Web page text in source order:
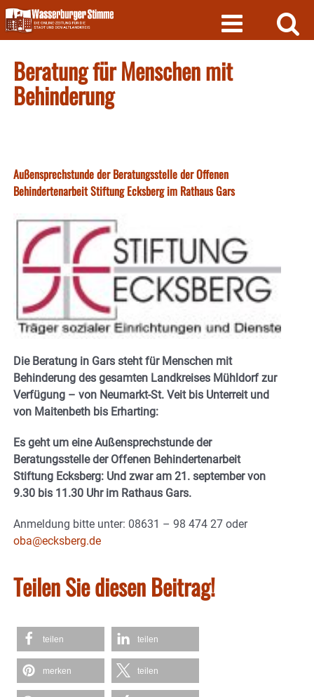
Skip
to
content
Beratung für Menschen mit
Behinderung
Außensprechstunde der Beratungsstelle der Offenen
Behindertenarbeit Stiftung Ecksberg im Rathaus Gars
Die Beratung in Gars steht für Menschen mit
Behinderung des gesamten Landkreises Mühldorf zur
Verfügung – von Neumarkt-St. Veit bis Unterreit und
von Maitenbeth bis Erharting:
Es geht um eine Außensprechstunde der
Beratungsstelle der Offenen Behindertenarbeit
Stiftung Ecksberg: Und zwar am 21. september von
9.30 bis 11.30 Uhr im Rathaus Gars.
Anmeldung bitte unter: 08631 – 98 474 27 oder
oba@ecksberg.de
Teilen Sie diesen Beitrag!
teilen teilen
merken teilen